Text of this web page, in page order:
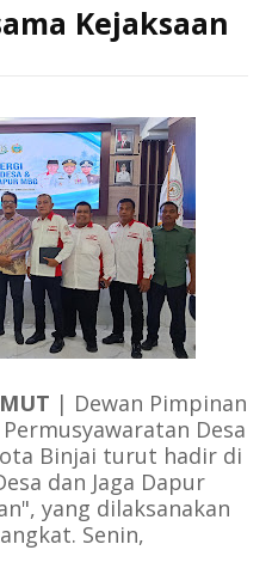
Kejaksaan
| Dewan Pimpinan
Desa
Binjai turut hadir di
dan Jaga Dapur
yang dilaksanakan
Senin,